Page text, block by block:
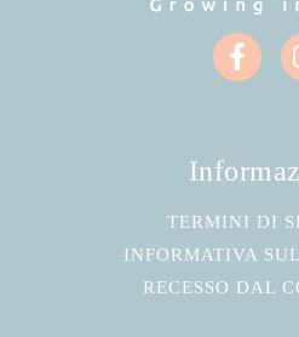
TERMINI DI
INFORMATIVA
RECESSO DAL